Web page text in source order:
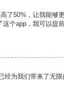
了50%，让我能够
个app，我可以提
经为我们带来了无